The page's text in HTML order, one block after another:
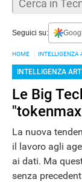
Seguici su:
HOME INTELLIGENZA
INTELLIGENZA
Le Big
La nuova
il lavoro agli
ai dati. Ma
senza